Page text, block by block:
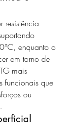
resistência
enquanto o
em torno de
mais
funcionais que
ou